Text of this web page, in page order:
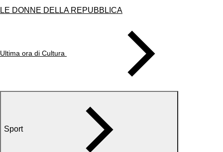
LE DONNE DELLA REPUBBLICA
Ultima ora di Cultura
Sport